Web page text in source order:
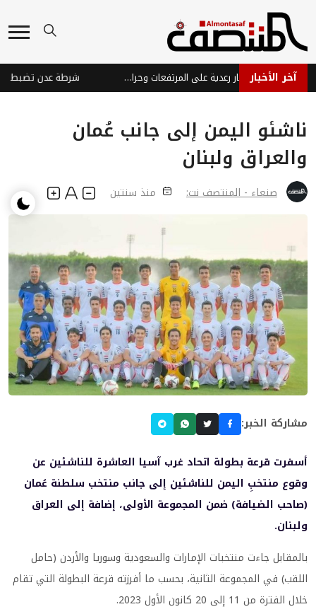
آخر الأخبار توقعات طقس اليمن: أمطار رعدية على المرتفعات وحرارة مرتفعة على السواحل شرطة عدن تضبط
ناشئو اليمن إلى جانب عُمان
والعراق ولبنان
صنعاء - المنتصف نت: منذ سنتين
مشاركة الخبر:
أسفرت قرعة بطولة اتحاد غرب آسيا العاشرة للناشئين عن
وقوع منتخبِ اليمن للناشئين إلى جانب منتخب سلطنة عُمان
(صاحب الضيافة) ضمن المجموعة الأولى، إضافة إلى العراق
ولبنان.
بالمقابل جاءت منتخبات الإمارات والسعودية وسوريا والأردن (حامل
اللقب) في المجموعة الثانية، بحسب ما أفرزته قرعة البطولة التي تقام
خلال الفترة من 11 إلى 20 كانون الأول 2023.